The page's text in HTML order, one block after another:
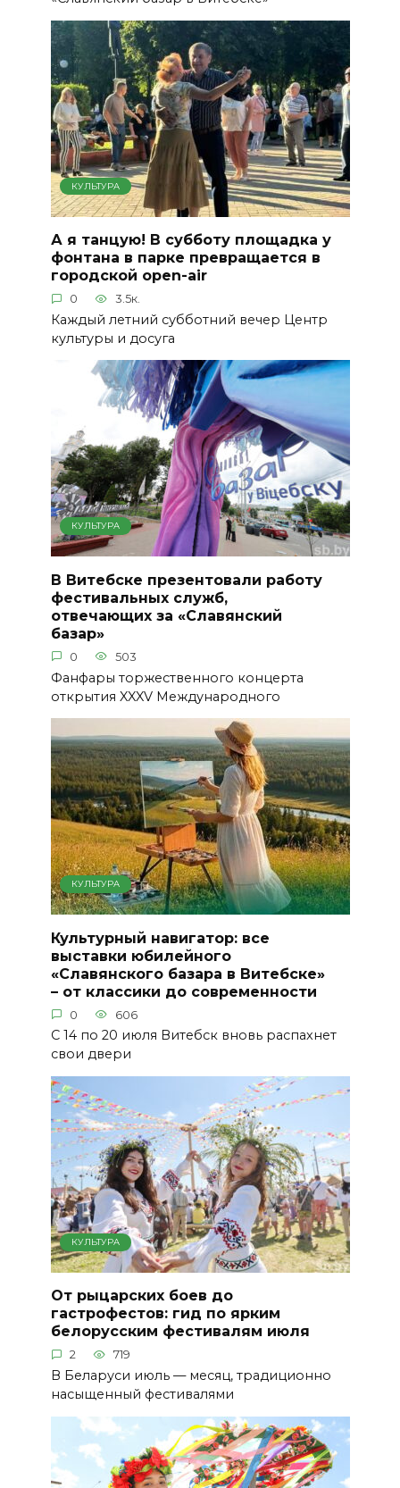
КУЛЬТУРА
А я танцую! В субботу площадка у
фонтана в парке превращается в
городской open-air
0 3.5к.
Каждый летний субботний вечер Центр
культуры и досуга
КУЛЬТУРА
В Витебске презентовали работу
фестивальных служб,
отвечающих за «Славянский
базар»
0 503
Фанфары торжественного концерта
открытия XXXV Международного
КУЛЬТУРА
Культурный навигатор: все
выставки юбилейного
«Славянского базара в Витебске»
– от классики до современности
0 606
С 14 по 20 июля Витебск вновь распахнет
свои двери
КУЛЬТУРА
От рыцарских боев до
гастрофестов: гид по ярким
белорусским фестивалям июля
2 719
В Беларуси июль — месяц, традиционно
насыщенный фестивалями